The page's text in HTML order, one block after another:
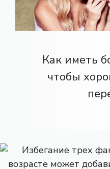
Как иметь
чтобы